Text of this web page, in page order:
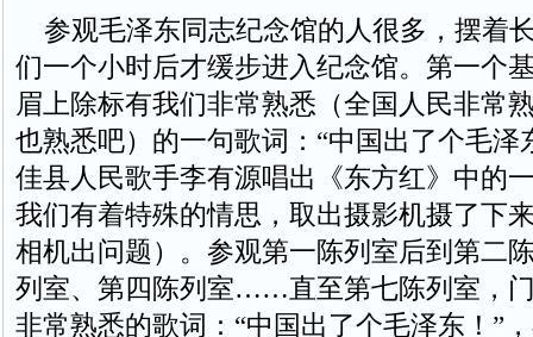
参观毛泽东同志纪念馆的人很多，摆着
们一个小时后才缓步进入纪念馆。第一个
眉上除标有我们非常熟悉（全国人民非常
也熟悉吧）的一句歌词：“中国出了个毛泽
佳县人民歌手李有源唱出《东方红》中的
我们有着特殊的情思，取出摄影机摄了下
相机出问题）。参观第一陈列室后到第二
列室、第四陈列室……直至第七陈列室，
非常熟悉的歌词：“中国出了个毛泽东！”